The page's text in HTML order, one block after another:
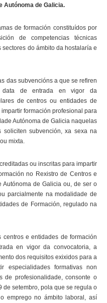
Autónoma de Galicia.
de formación constituídos por
de competencias técnicas
do ámbito da hostalaría e
das subvencións a que se refiren
data de entrada en vigor da
de centros ou entidades de
formación profesional para
Autónoma de Galicia naquelas
soliciten subvención, xa sexa na
mixta.
ou inscritas para impartir
no Rexistro de Centros e
Autónoma de Galicia ou, de ser o
parcialmente na modalidade de
de Formación, regulado na
e entidades de formación
en vigor da convocatoria, a
dos requisitos exixidos para a
especialidades formativas non
de profesionalidade, consonte o
de setembro, pola que se regula o
emprego no ámbito laboral, así